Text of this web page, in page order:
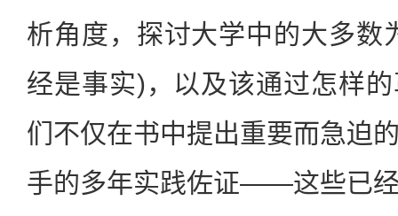
析角度，探讨大学中的大多数
经是事实)，以及该通过怎样
们不仅在书中提出重要而急迫
手的多年实践佐证——这些已